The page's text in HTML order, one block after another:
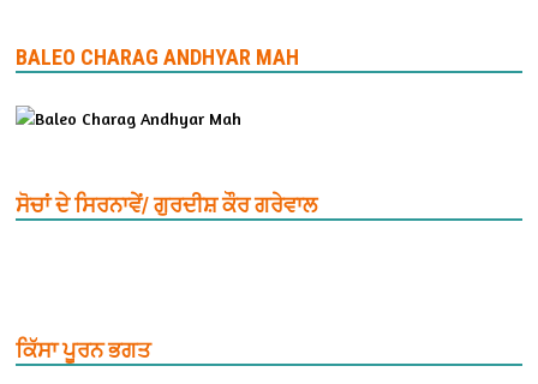
BALEO CHARAG ANDHYAR MAH
ਸੋਚਾਂ ਦੇ ਸਿਰਨਾਵੇਂ/ ਗੁਰਦੀਸ਼ ਕੌਰ ਗਰੇਵਾਲ
ਕਿੱਸਾ ਪੂਰਨ ਭਗਤ